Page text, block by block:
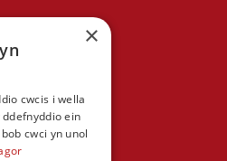
×
cwcis i wella
ein
cwci yn unol